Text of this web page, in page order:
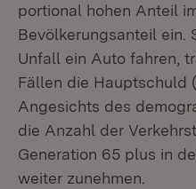
portional hohen Anteil
Bevölkerungsanteil ein.
Unfall ein Auto fahren,
Fällen die Hauptschuld
Angesichts des
die Anzahl der
Generation 65 plus in
weiter zunehmen.